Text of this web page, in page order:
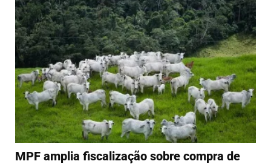
MPF amplia fiscalização sobre compra de